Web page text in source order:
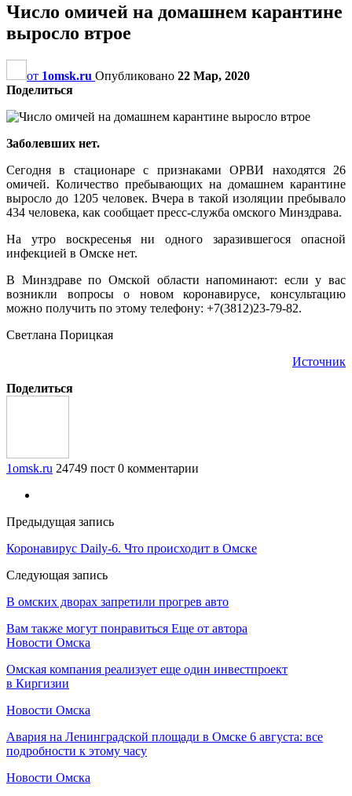
Число омичей на домашнем карантине
выросло втрое
от 1omsk.ru Опубликовано 22 Мар, 2020
Поделиться
Заболевших нет.
Сегодня в стационаре с признаками ОРВИ находятся 26
омичей. Количество пребывающих на домашнем карантине
выросло до 1205 человек. Вчера в такой изоляции пребывало
434 человека, как сообщает пресс-служба омского Минздрава.
На утро воскресенья ни одного заразившегося опасной
инфекцией в Омске нет.
В Минздраве по Омской области напоминают: если у вас
возникли вопросы о новом коронавирусе, консультацию
можно получить по этому телефону: +7(3812)23-79-82.
Светлана Порицкая
Источник
Поделиться
1omsk.ru 24749 пост 0 комментарии
Предыдущая запись
Коронавирус Daily-6. Что происходит в Омске
Следующая запись
В омских дворах запретили прогрев авто
Вам также могут понравиться Еще от автора
Новости Омска
Омская компания реализует еще один инвестпроект
в Киргизии
Новости Омска
Авария на Ленинградской площади в Омске 6 августа: все
подробности к этому часу
Новости Омска